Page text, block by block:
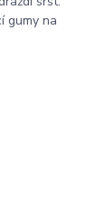
gumy na